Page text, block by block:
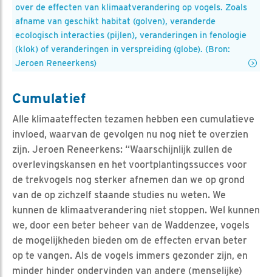
over de effecten van klimaatverandering op vogels. Zoals
afname van geschikt habitat (golven), veranderde
ecologisch interacties (pijlen), veranderingen in fenologie
(klok) of veranderingen in verspreiding (globe). (Bron:
Jeroen Reneerkens)
Cumulatief
Alle klimaateffecten tezamen hebben een cumulatieve
invloed, waarvan de gevolgen nu nog niet te overzien
zijn. Jeroen Reneerkens: “Waarschijnlijk zullen de
overlevingskansen en het voortplantingssucces voor
de trekvogels nog sterker afnemen dan we op grond
van de op zichzelf staande studies nu weten. We
kunnen de klimaatverandering niet stoppen. Wel kunnen
we, door een beter beheer van de Waddenzee, vogels
de mogelijkheden bieden om de effecten ervan beter
op te vangen. Als de vogels immers gezonder zijn, en
minder hinder ondervinden van andere (menselijke)